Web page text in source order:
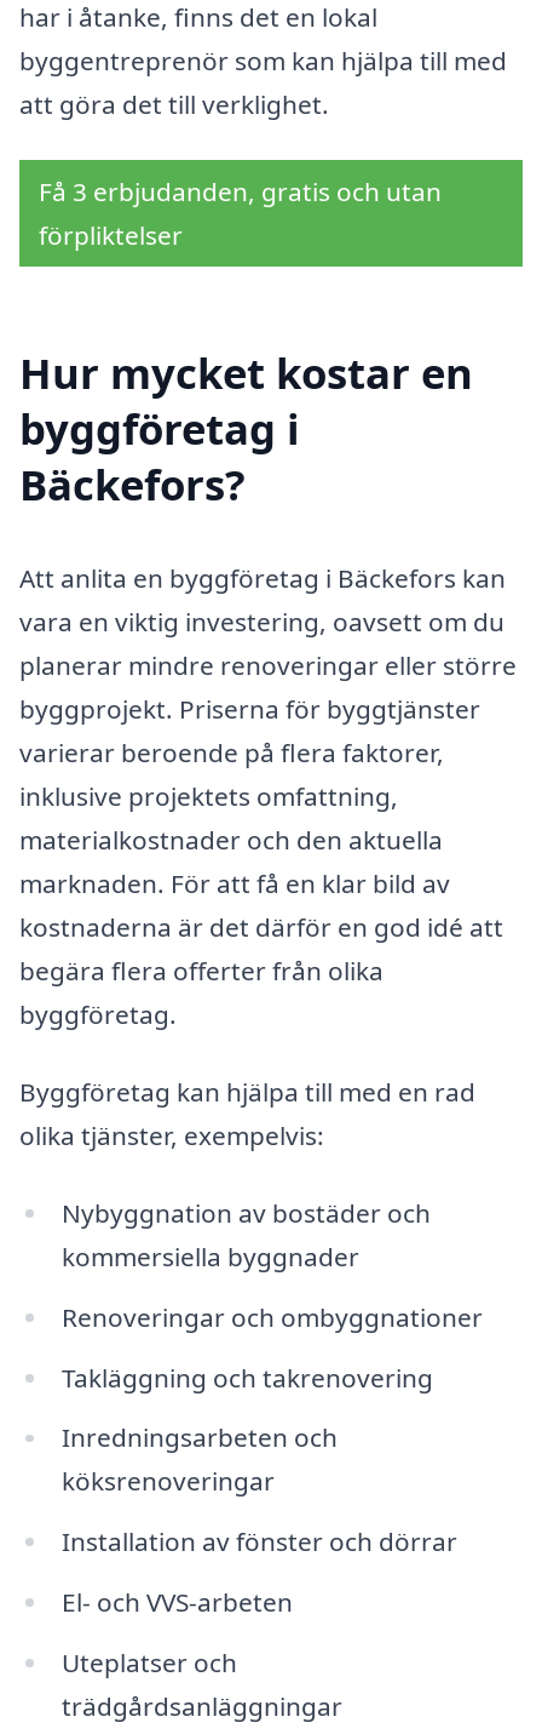
har i åtanke, finns det en lokal
byggentreprenör som kan hjälpa till med
att göra det till verklighet.
Få 3 erbjudanden, gratis och utan
förpliktelser
Hur mycket kostar en
byggföretag i
Bäckefors?
Att anlita en byggföretag i Bäckefors kan
vara en viktig investering, oavsett om du
planerar mindre renoveringar eller större
byggprojekt. Priserna för byggtjänster
varierar beroende på flera faktorer,
inklusive projektets omfattning,
materialkostnader och den aktuella
marknaden. För att få en klar bild av
kostnaderna är det därför en god idé att
begära flera offerter från olika
byggföretag.
Byggföretag kan hjälpa till med en rad
olika tjänster, exempelvis:
Nybyggnation av bostäder och
kommersiella byggnader
Renoveringar och ombyggnationer
Takläggning och takrenovering
Inredningsarbeten och
köksrenoveringar
Installation av fönster och dörrar
El- och VVS-arbeten
Uteplatser och
trädgårdsanläggningar